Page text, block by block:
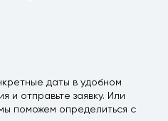
даты в удобном
и отправьте заявку. Или
поможем определиться с